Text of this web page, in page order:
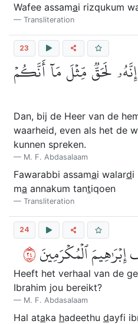
Wafee assamai rizqukum
Transliteration
23
لَحَقّٞ مِّثۡلَ مَآ أَنَّكُمۡ
Dan, bij de Heer van de
waarheid, even als het de
kunnen spreken.
M. F. Abdasalaam
Fawarabbi assamai walardi
ma annakum tantiqoen
Transliteration
24
ٱلۡمُكۡرَمِينَ٤٢
Heeft het verhaal van de
Ibrahim jou bereikt?
M. F. Abdasalaam
Hal ataka hadeethu dayfi